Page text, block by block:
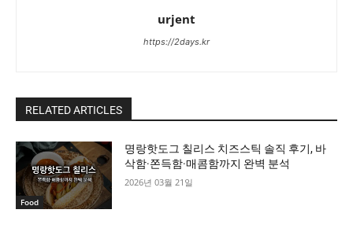
urjent
https://2days.kr
RELATED ARTICLES
Food
명랑핫도그 칠리스 치즈스틱 솔직 후기, 바
삭함·쫀득함·매콤함까지 완벽 분석
2026년 03월 21일